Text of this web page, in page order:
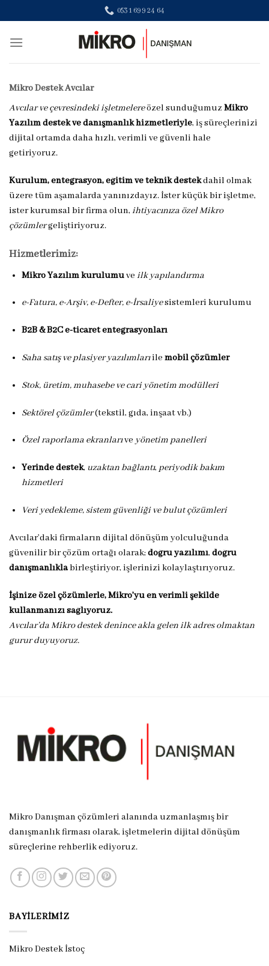
to
content
0531 699 24 64
Mikro Destek Avcılar
Avcılar ve çevresindeki işletmelereözel sunduğumuz Mikro
Yazılım destek ve danışmanlık hizmetleriyle, iş süreçlerinizi
dijital ortamda daha hızlı, verimli ve güvenli hale
getiriyoruz.
Kurulum, entegrasyon, eğitim ve teknik destekdahil olmak
üzere tüm aşamalarda yanınızdayız. İster küçük bir işletme,
ister kurumsal bir firma olun, ihtiyacınıza özel Mikro
çözümlergeliştiriyoruz.
Hizmetlerimiz:
Mikro Yazılım kurulumuve ilk yapılandırma
e-Fatura, e-Arşiv, e-Defter, e-İrsaliyesistemleri kurulumu
B2B & B2C e-ticaret entegrasyonları
Saha satış ve plasiyer yazılımlarıile mobil çözümler
Stok, üretim, muhasebe ve cari yönetim modülleri
Sektörel çözümler(tekstil, gıda, inşaat vb.)
Özel raporlama ekranlarıve yönetim panelleri
Yerinde destek, uzaktan bağlantı, periyodik bakım
hizmetleri
Veri yedekleme, sistem güvenliği ve bulut çözümleri
Avcılar’daki firmaların dijital dönüşüm yolculuğunda
güvenilir bir çözüm ortağı olarak;doğru yazılımı, doğru
danışmanlıklabirleştiriyor, işlerinizi kolaylaştırıyoruz.
İşinize özel çözümlerle, Mikro’yu en verimli şekilde
kullanmanızı sağlıyoruz.
Avcılar’da Mikro destek denince akla gelen ilk adres olmaktan
gurur duyuyoruz.
Mikro Danışman çözümleri alanında uzmanlaşmış bir
danışmanlık firması olarak, işletmelerin dijital dönüşüm
süreçlerine rehberlik ediyoruz.
BAYILERIMIZ
Mikro Destek İstoç